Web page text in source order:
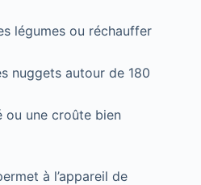
légumes ou réchauffer
nuggets autour de 180
une croûte bien
à l’appareil de